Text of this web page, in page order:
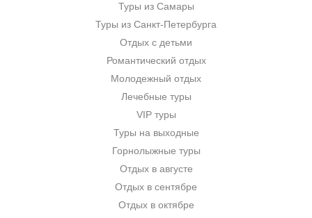
Туры из Самары
Туры из Санкт-Петербурга
Отдых с детьми
Романтический отдых
Молодежный отдых
Лечебные туры
VIP туры
Туры на выходные
Горнолыжные туры
Отдых в августе
Отдых в сентябре
Отдых в октябре